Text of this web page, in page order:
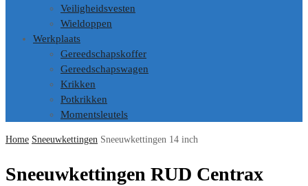
Veiligheidsvesten
Wieldoppen
Werkplaats
Gereedschapskoffer
Gereedschapswagen
Krikken
Potkrikken
Momentsleutels
Home Sneeuwkettingen Sneeuwkettingen 14 inch
Sneeuwkettingen RUD Centrax